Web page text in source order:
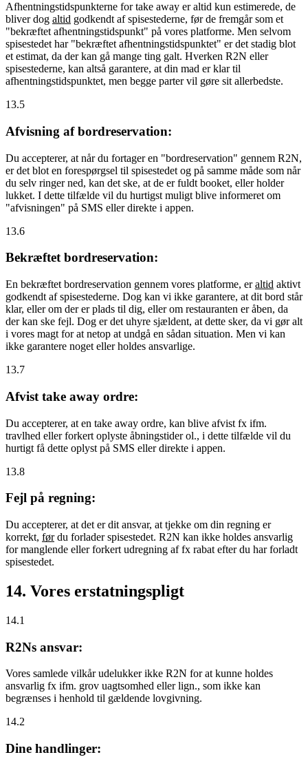
Afhentningstidspunkterne for take away er altid kun estimerede, de
bliver dog altid godkendt af spisestederne, før de fremgår som et
"bekræftet afhentningstidspunkt" på vores platforme. Men selvom
spisestedet har "bekræftet afhentningstidspunktet" er det stadig blot
et estimat, da der kan gå mange ting galt. Hverken R2N eller
spisestederne, kan altså garantere, at din mad er klar til
afhentningstidspunktet, men begge parter vil gøre sit allerbedste.
13.5
Afvisning af bordreservation:
Du accepterer, at når du fortager en "bordreservation" gennem R2N,
er det blot en forespørgsel til spisestedet og på samme måde som når
du selv ringer ned, kan det ske, at de er fuldt booket, eller holder
lukket. I dette tilfælde vil du hurtigst muligt blive informeret om
"afvisningen" på SMS eller direkte i appen.
13.6
Bekræftet bordreservation:
En bekræftet bordreservation gennem vores platforme, eraltid aktivt
godkendt af spisestederne. Dog kan vi ikke garantere, at dit bord står
klar, eller om der er plads til dig, eller om restauranten er åben, da
der kan ske fejl. Dog er det uhyre sjældent, at dette sker, da vi gør alt
i vores magt for at netop at undgå en sådan situation. Men vi kan
ikke garantere noget eller holdes ansvarlige.
13.7
Afvist take away ordre:
Du accepterer, at en take away ordre, kan blive afvist fx ifm.
travlhed eller forkert oplyste åbningstider ol., i dette tilfælde vil du
hurtigt få dette oplyst på SMS eller direkte i appen.
13.8
Fejl på regning:
Du accepterer, at det er dit ansvar, at tjekke om din regning er
korrekt, førdu forlader spisestedet. R2N kan ikke holdes ansvarlig
for manglende eller forkert udregning af fx rabat efter du har forladt
spisestedet.
14. Vores erstatningspligt
14.1
R2Ns ansvar:
Vores samlede vilkår udelukker ikke R2N for at kunne holdes
ansvarlig fx ifm. grov uagtsomhed eller lign., som ikke kan
begrænses i henhold til gældende lovgivning.
14.2
Dine handlinger: